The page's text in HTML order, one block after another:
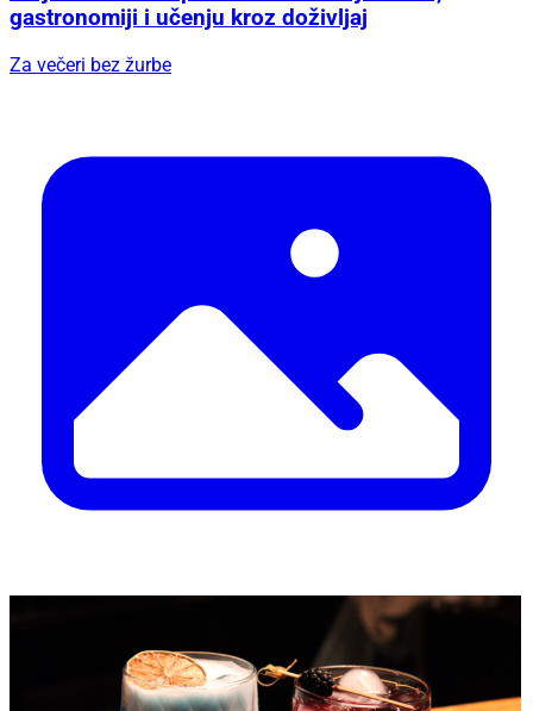
gastronomiji i učenju kroz doživljaj
Za večeri bez žurbe